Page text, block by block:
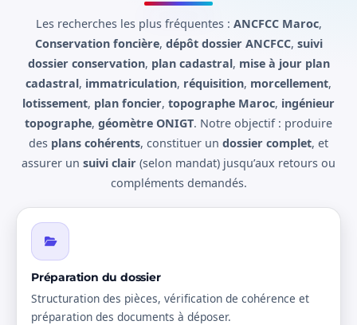
Les recherches les plus fréquentes : ANCFCC Maroc,
Conservation foncière, dépôt dossier ANCFCC, suivi
dossier conservation, plan cadastral, mise à jour plan
cadastral, immatriculation, réquisition, morcellement,
lotissement, plan foncier, topographe Maroc, ingénieur
topographe, géomètre ONIGT. Notre objectif : produire
des plans cohérents, constituer un dossier complet, et
assurer un suivi clair (selon mandat) jusqu’aux retours ou
compléments demandés.
Préparation du dossier
Structuration des pièces, vérification de cohérence et
préparation des documents à déposer.